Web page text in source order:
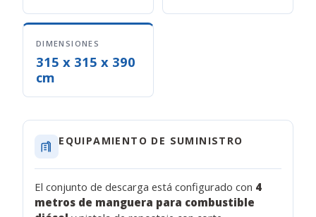
DIMENSIONES
315 x 315 x 390
cm
EQUIPAMIENTO DE SUMINISTRO
El conjunto de descarga está configurado con 4
metros de manguera para combustible